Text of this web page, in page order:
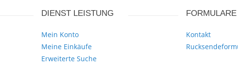
DIENST LEISTUNG
Mein Konto
Meine Einkäufe
Erweiterte Suche
FORMULARE
Kontakt